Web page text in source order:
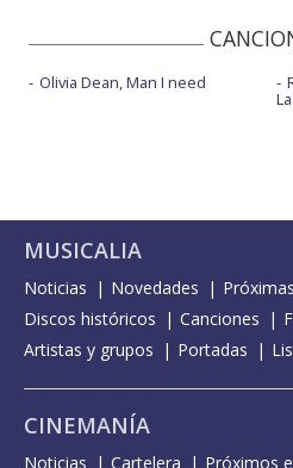
Olivia Dean, Man I need
MUSICALIA
Noticias Novedades
Discos históricos
Canciones
Artistas y grupos
Portadas
CINEMANÍA
Noticias Cartelera Próximos